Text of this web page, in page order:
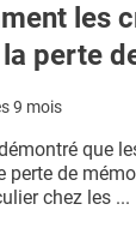
les
perte
9 mois
que
perte de
chez les ...